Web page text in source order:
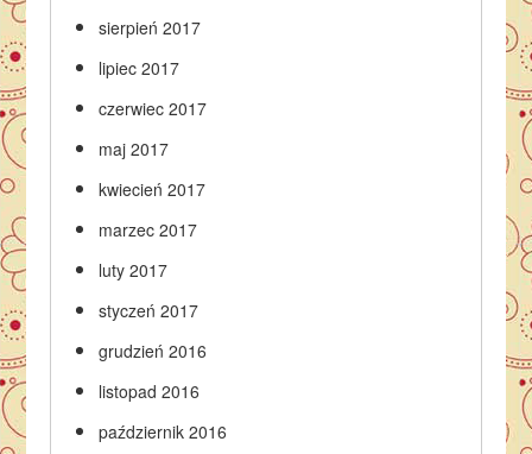
sierpień 2017
lipiec 2017
czerwiec 2017
maj 2017
kwiecień 2017
marzec 2017
luty 2017
styczeń 2017
grudzień 2016
listopad 2016
październik 2016